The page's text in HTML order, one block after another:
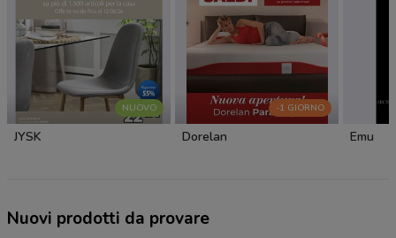
NUOVO
JYSK
-1 GIORNO
Dorelan Emu
Nuovi prodotti da provare